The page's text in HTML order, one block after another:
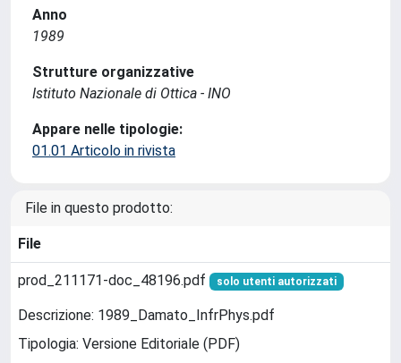
Anno
1989
Strutture organizzative
Istituto Nazionale di Ottica - INO
Appare nelle tipologie:
01.01 Articolo in rivista
File in questo prodotto:
File
prod_211171-doc_48196.pdf solo utenti autorizzati
Descrizione: 1989_Damato_InfrPhys.pdf
Tipologia: Versione Editoriale (PDF)